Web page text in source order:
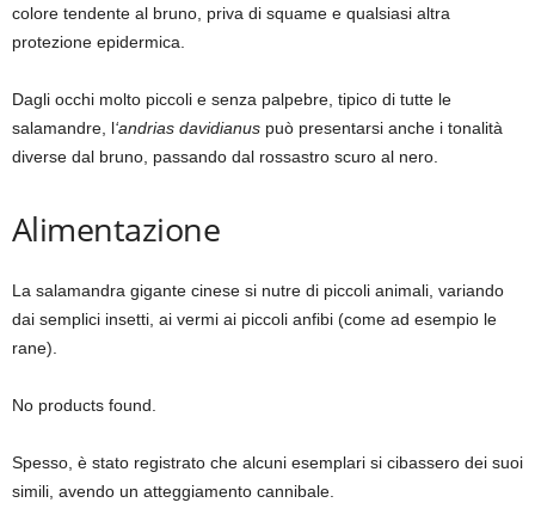
colore tendente al bruno, priva di squame e qualsiasi altra
protezione epidermica.
Dagli occhi molto piccoli e senza palpebre, tipico di tutte le
salamandre, l‘andrias davidianus può presentarsi anche i tonalità
diverse dal bruno, passando dal rossastro scuro al nero.
Alimentazione
La salamandra gigante cinese si nutre di piccoli animali, variando
dai semplici insetti, ai vermi ai piccoli anfibi (come ad esempio le
rane).
No products found.
Spesso, è stato registrato che alcuni esemplari si cibassero dei suoi
simili, avendo un atteggiamento cannibale.